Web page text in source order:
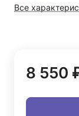
Все
8 550